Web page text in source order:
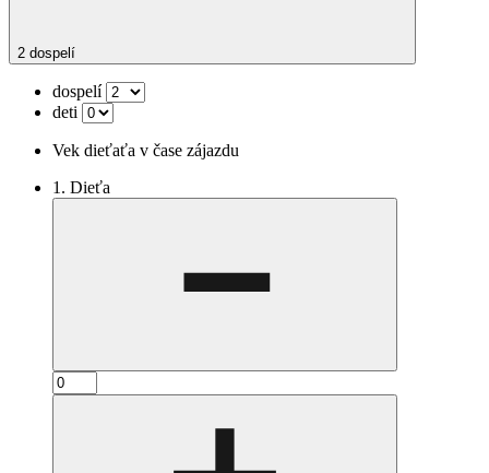
2 dospelí
dospelí
deti
Vek dieťaťa v čase zájazdu
1. Dieťa